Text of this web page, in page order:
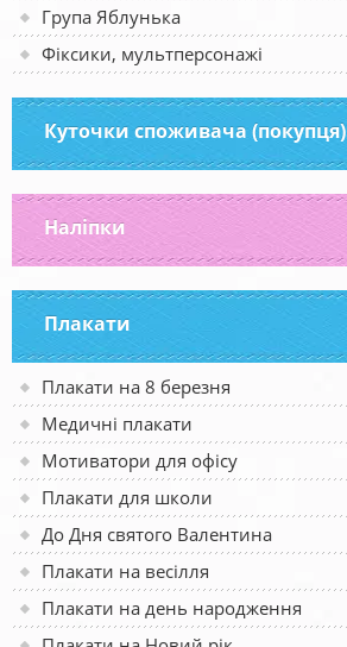
Група Яблунька
Фіксики, мультперсонажі
Куточки споживача (покупця)
Наліпки
Плакати
Плакати на 8 березня
Медичні плакати
Мотиватори для офісу
Плакати для школи
До Дня святого Валентина
Плакати на весілля
Плакати на день народження